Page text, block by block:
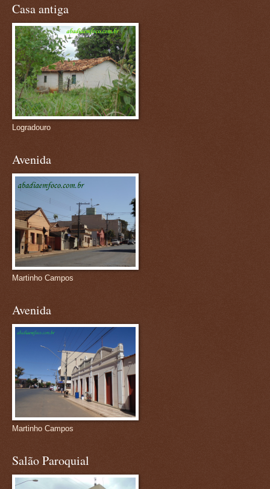
Casa antiga
Logradouro
Avenida
Martinho Campos
Avenida
Martinho Campos
Salão Paroquial